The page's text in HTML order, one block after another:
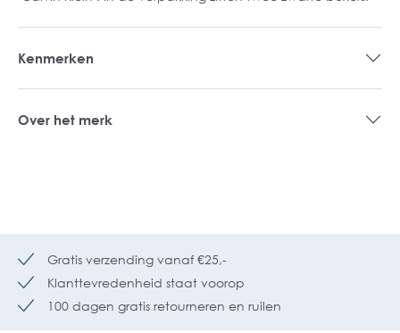
Kenmerken
Over het merk
Gratis verzending vanaf €25,-
Klanttevredenheid staat voorop
100 dagen gratis retourneren en ruilen